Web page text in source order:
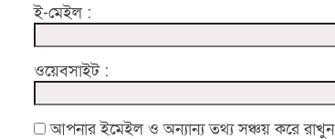
ই-মেইল :
ওয়েবসাইট :
আপনার ইমেইল ও অন্যান্য তথ্য সঞ্চয় করে রাখুন